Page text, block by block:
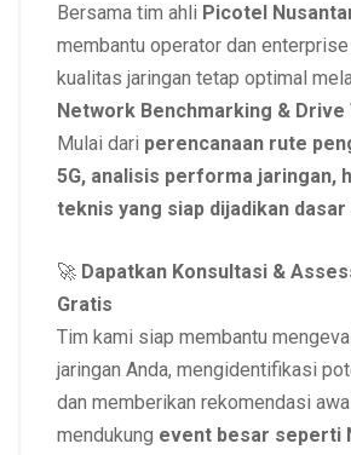
Bersama tim ahli Picotel
membantu operator dan
kualitas jaringan tetap optimal
Network Benchmarking & Drive
Mulai dari perencanaan rute
5G, analisis performa jaringan,
teknis yang siap dijadikan
🚀 Dapatkan Konsultasi &
Gratis
Tim kami siap membantu
jaringan Anda, mengidentifikasi
dan memberikan rekomendasi
mendukung event besar seperti